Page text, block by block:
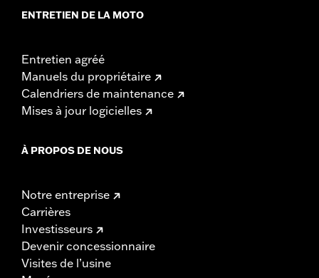
ENTRETIEN DE LA MOTO
Entretien agréé
Manuels du propriétaire
Calendriers de maintenance
Mises à jour logicielles
À PROPOS DE NOUS
Notre entreprise
Carrières
Investisseurs
Devenir concessionnaire
Visites de l’usine